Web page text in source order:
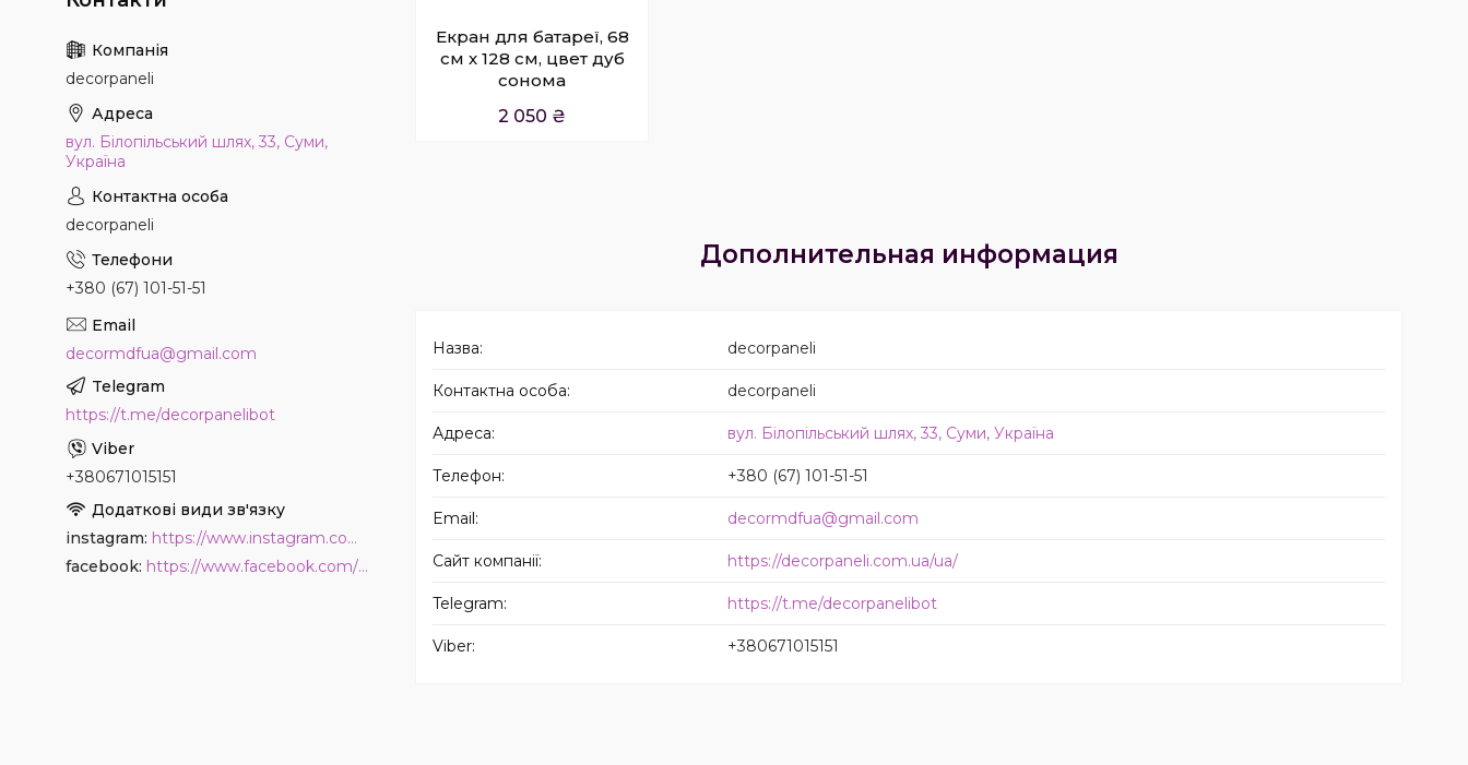
Екран для батареї, 68
см х 128 см, цвет дуб
сонома
2 050 ₴
decorpaneli
decorpaneli
вул. Білопільський шлях, 33, Суми, Україна
+380 (67) 101-51-51
decormdfua@gmail.com
https://decorpaneli.com.ua/ua/
https://t.me/decorpanelibot
+380671015151
decorpaneli
вул. Білопільський шлях, 33, Суми,
Україна
decorpaneli
+380 (67) 101-51-51
decormdfua@gmail.com
https://t.me/decorpanelibot
+380671015151
instagram
https://www.instagram.com/decor_paneli_mdf
facebook
https://www.facebook.com/PanelDecor